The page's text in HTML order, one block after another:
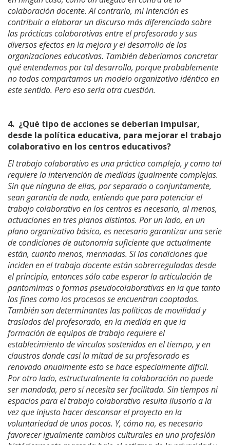
colaboración docente. Al contrario, mi intención es
contribuir a elaborar un discurso más diferenciado sobre
las prácticas colaborativas entre el profesorado y sus
diversos efectos en la mejora y el desarrollo de las
organizaciones educativas. También deberíamos concretar
qué entendemos por tal desarrollo, porque probablemente
no todos compartamos un modelo organizativo idéntico en
este sentido. Pero eso sería otra cuestión.
4. ¿Qué tipo de acciones se deberían impulsar,
desde la política educativa, para mejorar el trabajo
colaborativo en los centros educativos?
El trabajo colaborativo es una práctica compleja, y como tal
requiere la intervención de medidas igualmente complejas.
Sin que ninguna de ellas, por separado o conjuntamente,
sean garantía de nada, entiendo que para potenciar el
trabajo colaborativo en los centros es necesario, al menos,
actuaciones en tres planos distintos. Por un lado, en un
plano organizativo básico, es necesario garantizar una serie
de condiciones de autonomía suficiente que actualmente
están, cuanto menos, mermadas. Si las condiciones que
inciden en el trabajo docente están sobrerreguladas desde
el principio, entonces sólo cabe esperar la articulación de
pantomimas o formas pseudocolaborativas en la que tanto
los fines como los procesos se encuentran cooptados.
También son determinantes las políticas de movilidad y
traslados del profesorado, en la medida en que la
formación de equipos de trabajo requiere el
establecimiento de vínculos sostenidos en el tiempo, y en
claustros donde casi la mitad de su profesorado es
renovado anualmente esto se hace especialmente difícil.
Por otro lado, estructuralmente la colaboración no puede
ser mandada, pero sí necesita ser facilitada. Sin tiempos ni
espacios para el trabajo colaborativo resulta ilusorio a la
vez que injusto hacer descansar el proyecto en la
voluntariedad de unos pocos. Y, cómo no, es necesario
favorecer igualmente cambios culturales en una profesión